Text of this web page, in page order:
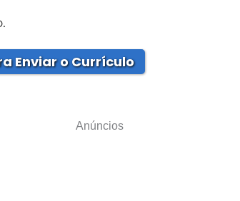
Enviar o Currículo
Anúncios